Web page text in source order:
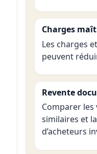
Charges
Les charges
peuvent
Revente
Comparer les
similaires et
d’acheteurs